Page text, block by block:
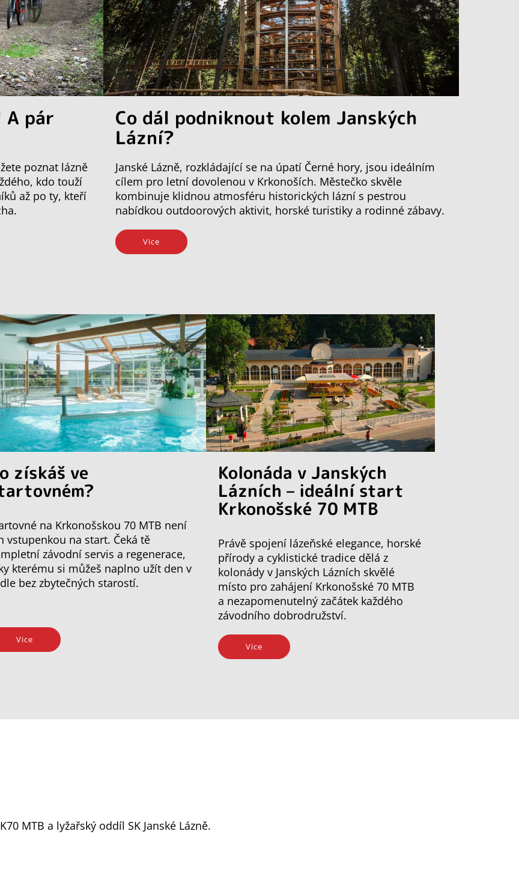
pár
poznat lázně
kdo touží
až po ty, kteří
Co dál podniknout kolem Janských
Lázní?
Janské Lázně, rozkládající se na úpatí Černé hory, jsou ideálním
cílem pro letní dovolenou v Krkonoších. Městečko skvěle
kombinuje klidnou atmosféru historických lázní s pestrou
nabídkou outdoorových aktivit, horské turistiky a rodinné zábavy.
Vice
získáš ve
na Krkonošskou 70 MTB není
vstupenkou na start. Čeká tě
závodní servis a regenerace,
kterému si můžeš naplno užít den v
bez zbytečných starostí.
Vice
Kolonáda v Janských
Lázních – ideální start
Krkonošské 70 MTB
Právě spojení lázeňské elegance, horské
přírody a cyklistické tradice dělá z
kolonády v Janských Lázních skvělé
místo pro zahájení Krkonošské 70 MTB
a nezapomenutelný začátek každého
závodního dobrodružství.
Vice
MTB a lyžařský oddíl SK Janské Lázně.